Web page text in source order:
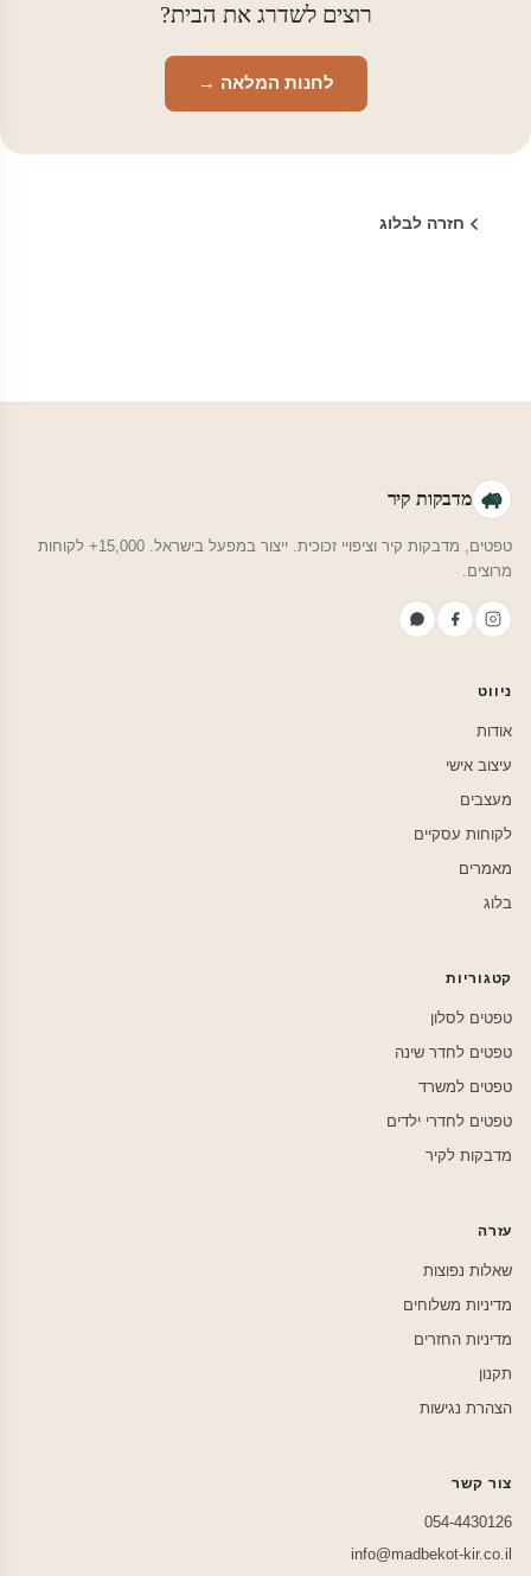
רוצים לשדרג את הבית?
לחנות המלאה →
חזרה לבלוג
מדבקות קיר
טפטים, מדבקות קיר וציפויי זכוכית. ייצור במפעל בישראל. 15,000+ לקוחות
מרוצים.
ניווט
אודות
עיצוב אישי
מעצבים
לקוחות עסקיים
מאמרים
בלוג
קטגוריות
טפטים לסלון
טפטים לחדר שינה
טפטים למשרד
טפטים לחדרי ילדים
מדבקות לקיר
עזרה
שאלות נפוצות
מדיניות משלוחים
מדיניות החזרים
תקנון
הצהרת נגישות
צור קשר
054-4430126
info@madbekot-kir.co.il